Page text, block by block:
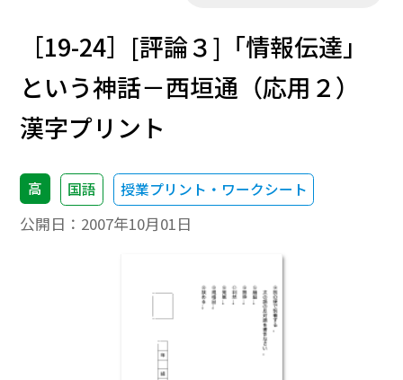
［19-24］[評論３]「情報伝達」
という神話－西垣通（応用２）
漢字プリント
高 国語 授業プリント・ワークシート
公開日： 2007年10月01日